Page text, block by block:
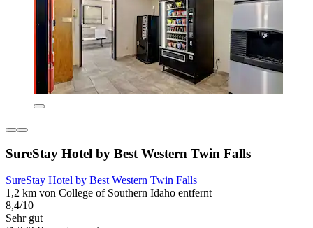
SureStay Hotel by Best Western Twin Falls
SureStay Hotel by Best Western Twin Falls
1,2 km von College of Southern Idaho entfernt
8,4/10
Sehr gut